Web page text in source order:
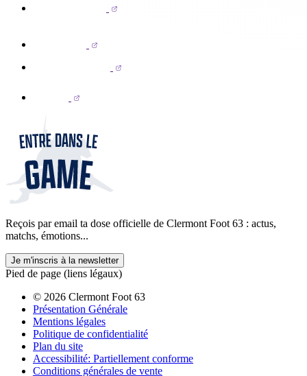
Reçois par email ta dose officielle de Clermont Foot 63 : actus,
matchs, émotions...
Je m'inscris à la newsletter
Pied de page (liens légaux)
© 2026 Clermont Foot 63
Présentation Générale
Mentions légales
Politique de confidentialité
Plan du site
Accessibilité: Partiellement conforme
Conditions générales de vente